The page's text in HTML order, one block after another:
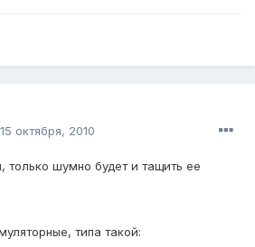
15 октября, 2010
только шумно будет и тащить ее
типа такой: